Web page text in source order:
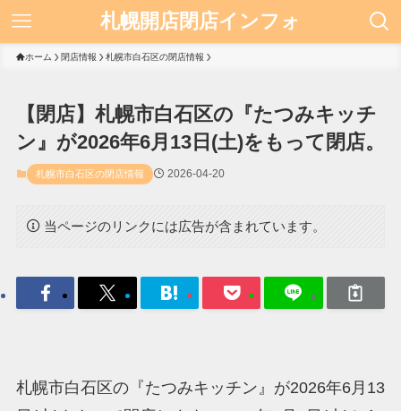
札幌開店閉店インフォ
ホーム 閉店情報 札幌市白石区の閉店情報
【閉店】札幌市白石区の『たつみキッチ
ン』が2026年6月13日(土)をもって閉店。
札幌市白石区の閉店情報 2026-04-20
当ページのリンクには広告が含まれています。
札幌市白石区の『たつみキッチン』が2026年6月13